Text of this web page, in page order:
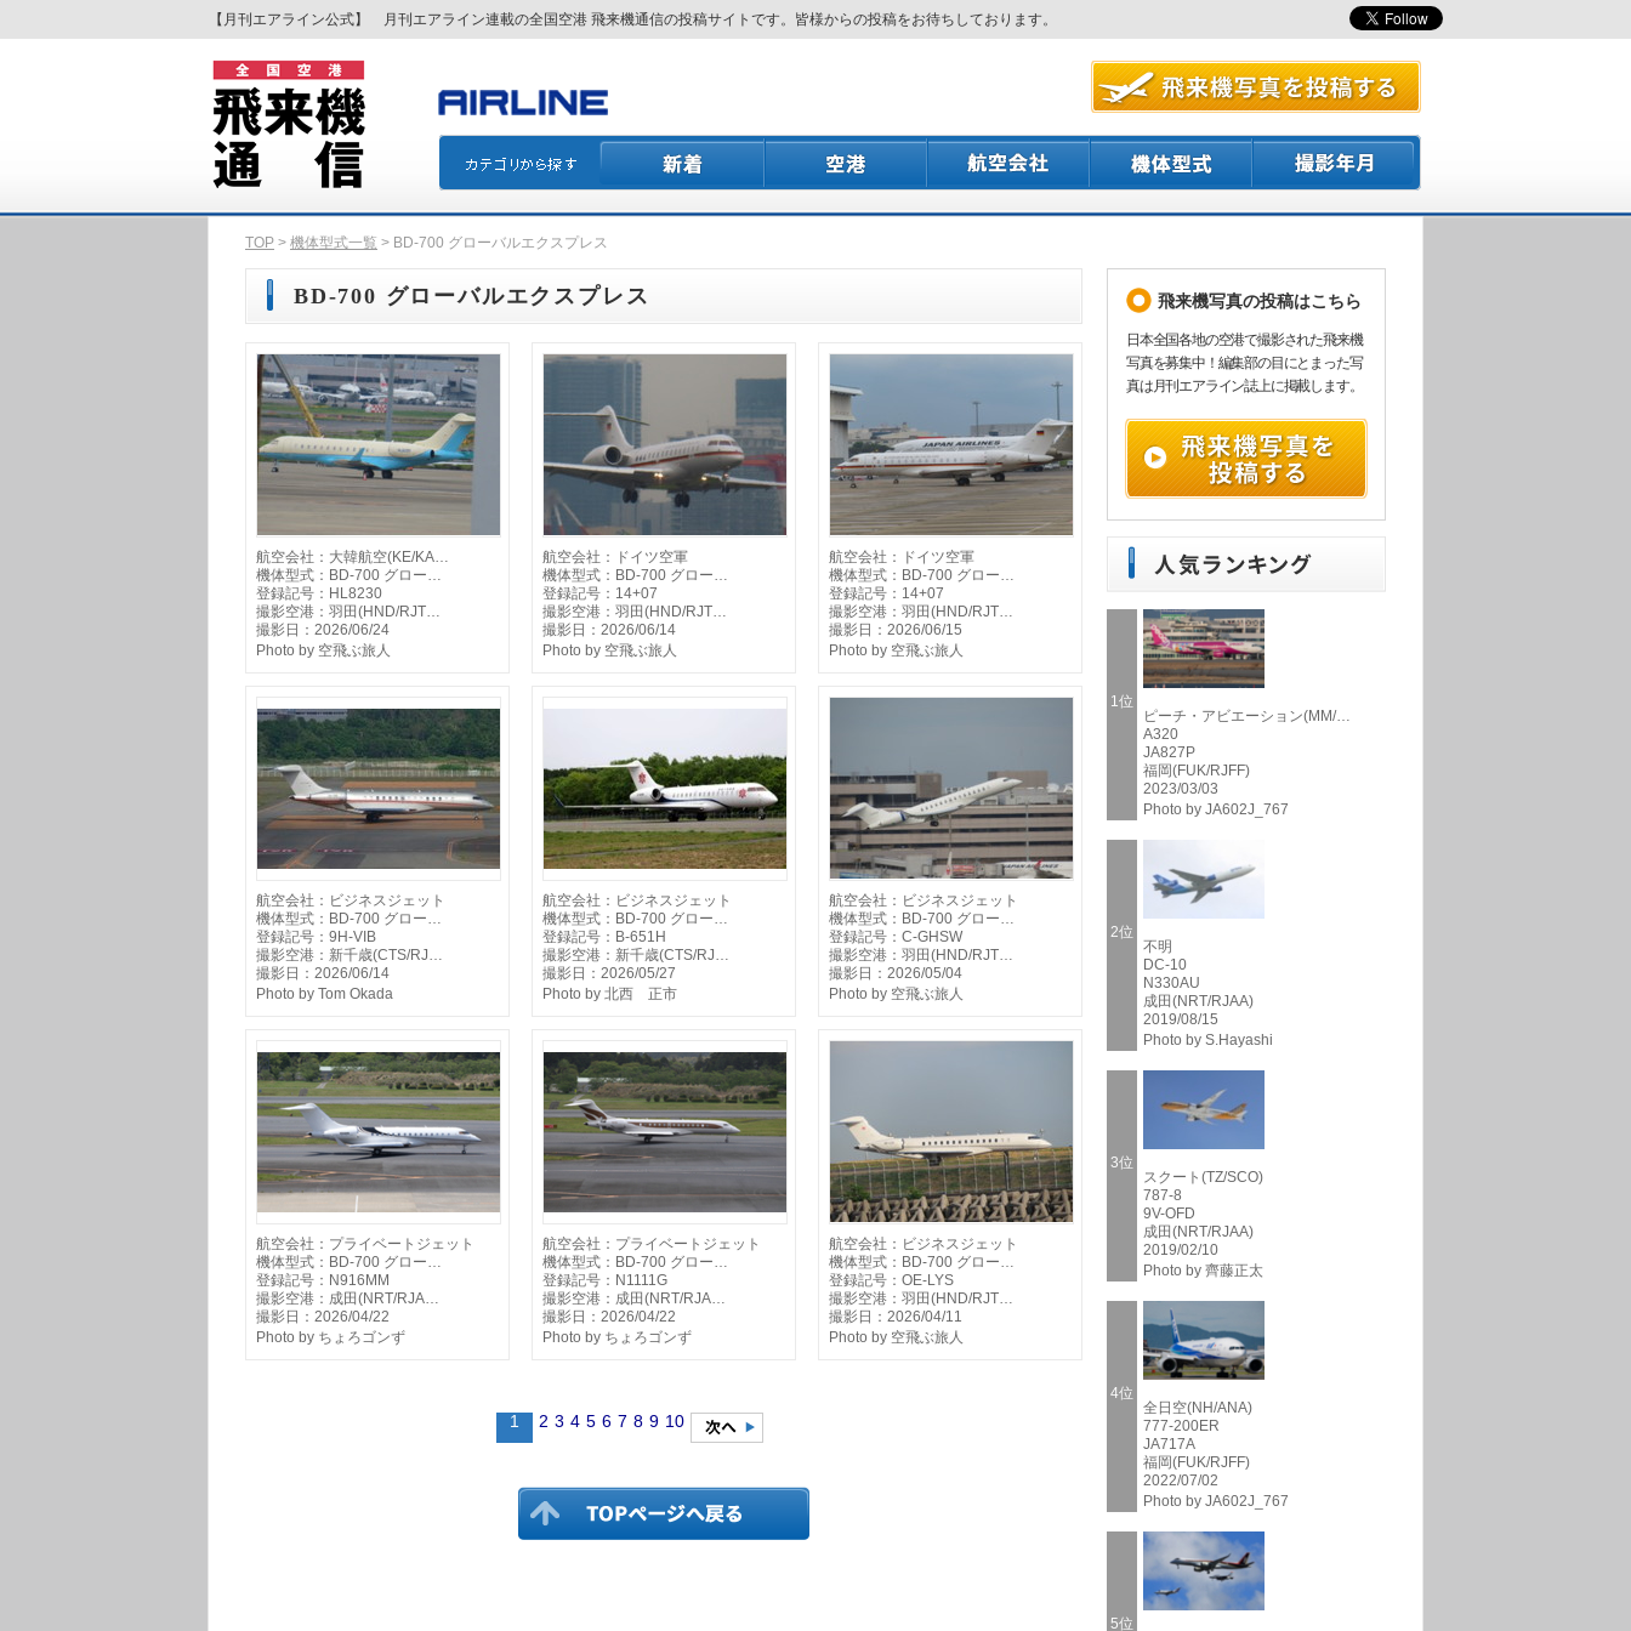
【月刊エアライン公式】 月刊エアライン連載の全国空港 飛来機通信の投稿サイトです。皆様からの投稿をお待ちしております。
TOP > 機体型式一覧 > BD-700 グローバルエクスプレス
BD-700 グローバルエクスプレス
航空会社：大韓航空(KE/KA…
機体型式：BD-700 グロー…
登録記号：HL8230
撮影空港：羽田(HND/RJT…
撮影日：2026/06/24
Photo by 空飛ぶ旅人
航空会社：ドイツ空軍
機体型式：BD-700 グロー…
登録記号：14+07
撮影空港：羽田(HND/RJT…
撮影日：2026/06/14
Photo by 空飛ぶ旅人
航空会社：ドイツ空軍
機体型式：BD-700 グロー…
登録記号：14+07
撮影空港：羽田(HND/RJT…
撮影日：2026/06/15
Photo by 空飛ぶ旅人
航空会社：ビジネスジェット
機体型式：BD-700 グロー…
登録記号：9H-VIB
撮影空港：新千歳(CTS/RJ…
撮影日：2026/06/14
Photo by Tom Okada
航空会社：ビジネスジェット
機体型式：BD-700 グロー…
登録記号：B-651H
撮影空港：新千歳(CTS/RJ…
撮影日：2026/05/27
Photo by 北西 正市
航空会社：ビジネスジェット
機体型式：BD-700 グロー…
登録記号：C-GHSW
撮影空港：羽田(HND/RJT…
撮影日：2026/05/04
Photo by 空飛ぶ旅人
航空会社：プライベートジェット
機体型式：BD-700 グロー…
登録記号：N916MM
撮影空港：成田(NRT/RJA…
撮影日：2026/04/22
Photo by ちょろゴンず
航空会社：プライベートジェット
機体型式：BD-700 グロー…
登録記号：N1111G
撮影空港：成田(NRT/RJA…
撮影日：2026/04/22
Photo by ちょろゴンず
航空会社：ビジネスジェット
機体型式：BD-700 グロー…
登録記号：OE-LYS
撮影空港：羽田(HND/RJT…
撮影日：2026/04/11
Photo by 空飛ぶ旅人
1 2 3 4 5 6 7 8 9 10
飛来機写真の投稿はこちら
日本全国各地の空港で撮影された飛来機
写真を募集中！編集部の目にとまった写
真は月刊エアライン誌上に掲載します。
1位
ピーチ・アビエーション(MM/…
A320
JA827P
福岡(FUK/RJFF)
2023/03/03
Photo by JA602J_767
2位
不明
DC-10
N330AU
成田(NRT/RJAA)
2019/08/15
Photo by S.Hayashi
3位
スクート(TZ/SCO)
787-8
9V-OFD
成田(NRT/RJAA)
2019/02/10
Photo by 齊藤正太
4位
全日空(NH/ANA)
777-200ER
JA717A
福岡(FUK/RJFF)
2022/07/02
Photo by JA602J_767
5位